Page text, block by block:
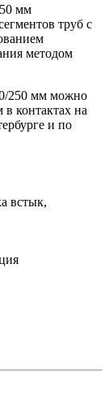
мм
труб с
методом
250 мм можно
контактах на
и по
встык,